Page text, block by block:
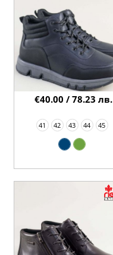
41 42 43 44 45
€40.00 / 78.23 лв.